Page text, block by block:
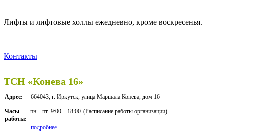
Лифты и лифтовые холлы ежедневно, кроме воскресенья.
Контакты
ТСН «Конева 16»
Адрес: 664043, г. Иркутск, улица Маршала Конева, дом 16
Часы
работы:
пн—пт 9:00—18:00 (Расписание работы организации)
подробнее